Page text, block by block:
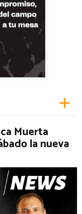
Muerta
la nueva